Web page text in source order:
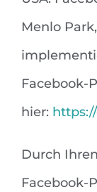
Menlo
Facebook-
hier:
Durch
Facebook-